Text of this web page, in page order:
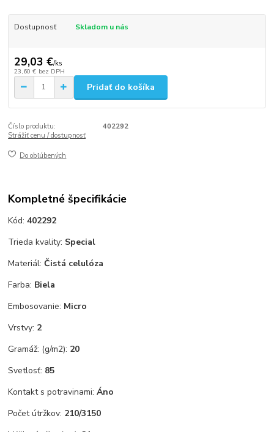
Dostupnosť Skladom u nás
29,03 €/ks
23,60 € bez DPH
Pridať do košíka
Číslo produktu:
402292
Strážiť cenu / dostupnosť
Do obľúbených
Kompletné špecifikácie
Kód:402292
Trieda kvality: Special
Materiál:Čistá celulóza
Farba: Biela
Embosovanie: Micro
Vrstvy: 2
Gramáž: (g/m2): 20
Svetlosť: 85
Kontakt s potravinami:Áno
Počet útržkov: 210/3150